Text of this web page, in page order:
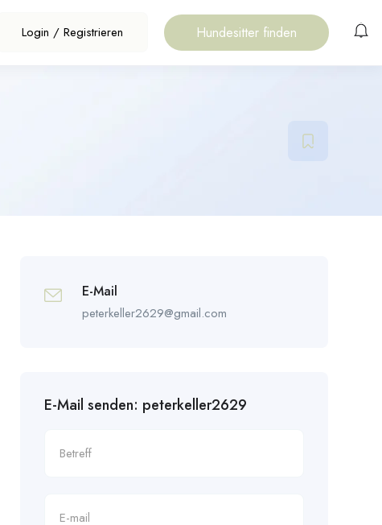
Login / Registrieren Hundesitter finden
E-Mail
peterkeller2629@gmail.com
E-Mail senden: peterkeller2629